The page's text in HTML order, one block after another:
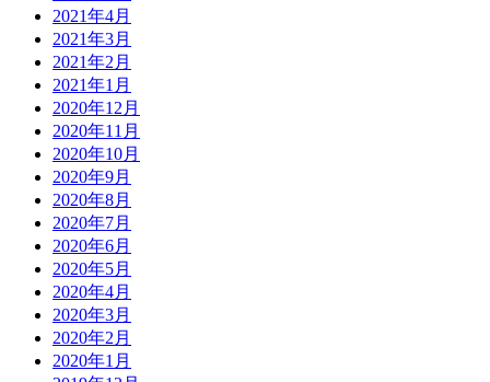
2021年4月
2021年3月
2021年2月
2021年1月
2020年12月
2020年11月
2020年10月
2020年9月
2020年8月
2020年7月
2020年6月
2020年5月
2020年4月
2020年3月
2020年2月
2020年1月